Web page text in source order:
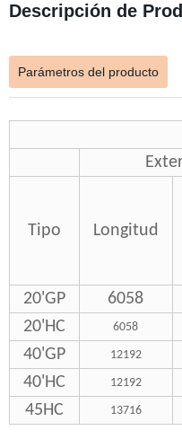
Descripción de
Parámetros del producto
Tipo Longitud
20'GP 6058
20'HC
6058
40'GP
12192
40'HC
12192
45HC
13716